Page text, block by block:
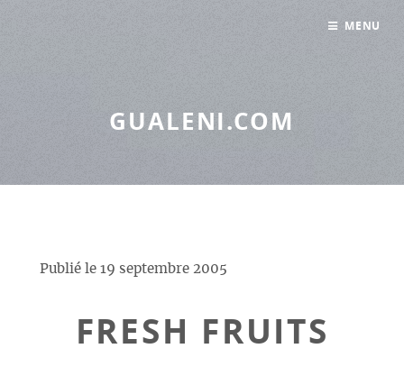
GUALENI.COM
Publié le 19 septembre 2005
FRESH FRUITS
MENU